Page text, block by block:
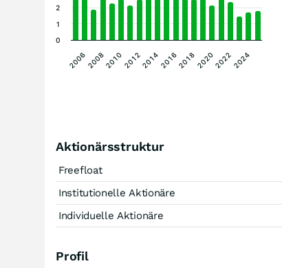
2006200820102012201420162018202020222024
0
1
2
Aktionärsstruktur
Freefloat
Institutionelle Aktionäre
Individuelle Aktionäre
Profil